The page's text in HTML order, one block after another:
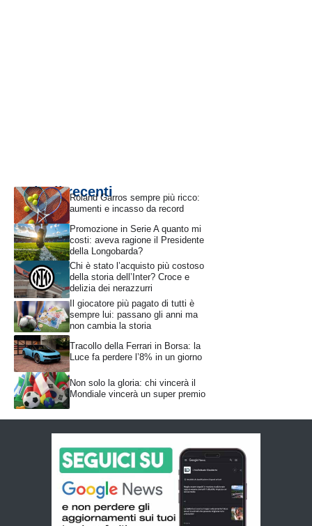
Articoli recentiRoland Garros sempre più ricco:
aumenti e incasso da record
Promozione in Serie A quanto mi
costi: aveva ragione il Presidente
della Longobarda?
Chi è stato l’acquisto più costoso
della storia dell’Inter? Croce e
delizia dei nerazzurri
Il giocatore più pagato di tutti è
sempre lui: passano gli anni ma
non cambia la storia
Tracollo della Ferrari in Borsa: la
Luce fa perdere l’8% in un giorno
Non solo la gloria: chi vincerà il
Mondiale vincerà un super premio